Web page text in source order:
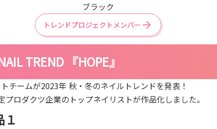
ブラック
トレンドプロジェクトメンバー
TREND 『HOPE』
チームが2023年 秋・冬のネイルトレンドを発表！
プロダクツ企業のトップネイリストが作品化しました。
１